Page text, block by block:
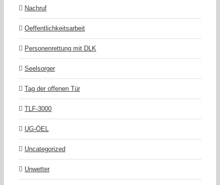
Nachruf
Oeffentlichkeitsarbeit
Personenrettung mit DLK
Seelsorger
Tag der offenen Tür
TLF-3000
UG-ÖEL
Uncategorized
Unwetter